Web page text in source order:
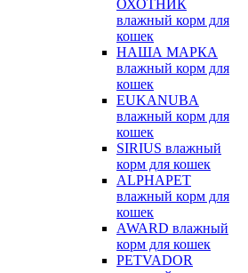
ОХОТНИК
влажный корм для
кошек
НАША МАРКА
влажный корм для
кошек
EUKANUBA
влажный корм для
кошек
SIRIUS влажный
корм для кошек
ALPHAPET
влажный корм для
кошек
AWARD влажный
корм для кошек
PETVADOR